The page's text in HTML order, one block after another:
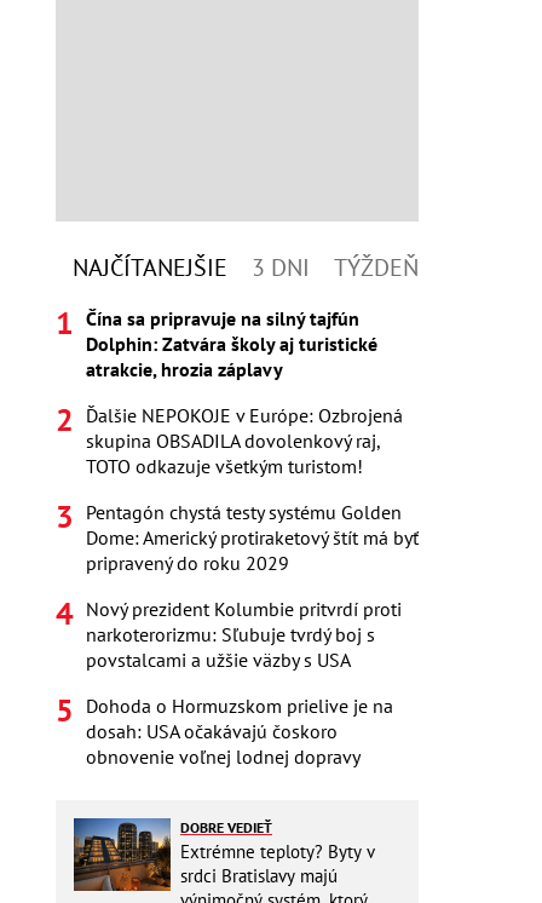
NAJČÍTANEJŠIE 3 DNI TÝŽDEŇ
Čína sa pripravuje na silný tajfún
Dolphin: Zatvára školy aj turistické
atrakcie, hrozia záplavy
Ďalšie NEPOKOJE v Európe: Ozbrojená
skupina OBSADILA dovolenkový raj,
TOTO odkazuje všetkým turistom!
Pentagón chystá testy systému Golden
Dome: Americký protiraketový štít má byť
pripravený do roku 2029
Nový prezident Kolumbie pritvrdí proti
narkoterorizmu: Sľubuje tvrdý boj s
povstalcami a užšie väzby s USA
Dohoda o Hormuzskom prielive je na
dosah: USA očakávajú čoskoro
obnovenie voľnej lodnej dopravy
DOBRE VEDIEŤ
Extrémne teploty? Byty v
srdci Bratislavy majú